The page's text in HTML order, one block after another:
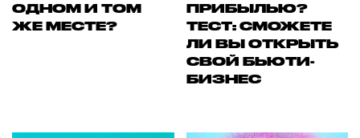
ОДНОМ И ТОМ
ЖЕ МЕСТЕ?
ПРИБЫЛЬЮ?
ТЕСТ: СМОЖЕТЕ
ЛИ ВЫ ОТКРЫТЬ
СВОЙ БЬЮТИ-
БИЗНЕС